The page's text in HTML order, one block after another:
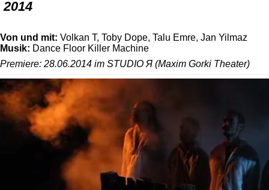
2014
Von und mit: Volkan T, Toby Dope, Talu Emre, Jan Yilmaz
Musik: Dance Floor Killer Machine
Premiere: 28.06.2014 im STUDIO Я (Maxim Gorki Theater)